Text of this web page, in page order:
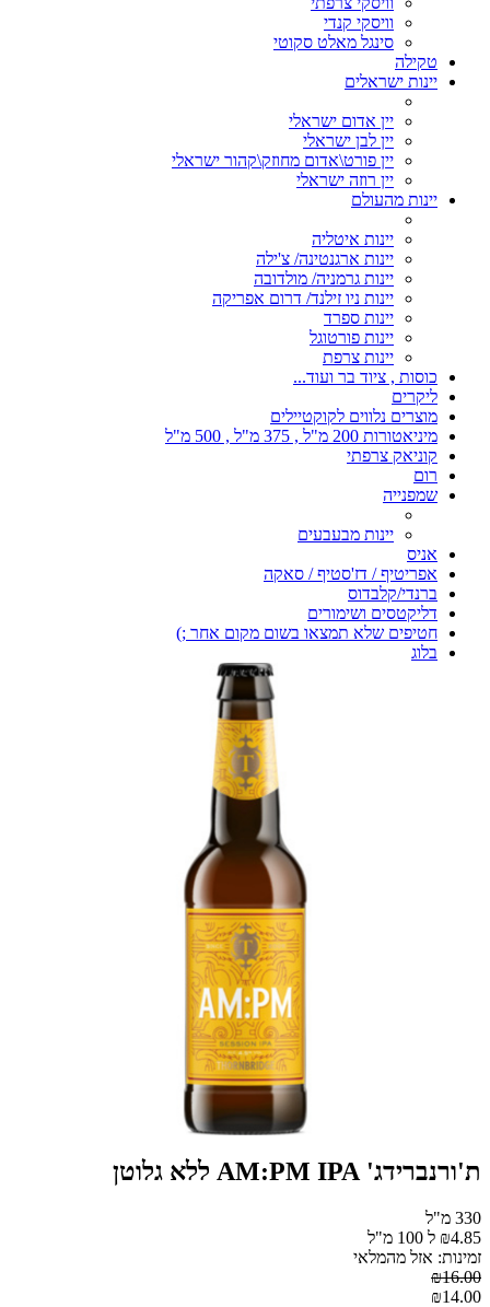
וויסקי קנדי
סינגל מאלט סקוטי
טקילה
יינות ישראלים
יין אדום ישראלי
יין לבן ישראלי
יין פורט\אדום מחוזק\קהור ישראלי
יין רוזה ישראלי
יינות מהעולם
יינות איטליה
יינות ארגנטינה/ צ'ילה
יינות גרמניה/ מולדובה
יינות ניו זילנד/ דרום אפריקה
יינות ספרד
יינות פורטוגל
יינות צרפת
כוסות , ציוד בר ועוד...
ליקרים
מוצרים נלווים לקוקטיילים
מיניאטורות 200 מ"ל , 375 מ"ל , 500 מ"ל
קוניאק צרפתי
רום
שמפנייה
יינות מבעבעים
אניס
אפריטיף / דז'סטיף / סאקה
ברנדי/קלבדוס
דליקטסים ושימורים
חטיפים שלא תמצאו בשום מקום אחר ;)
בלוג
ת'ורנברידג' AM:PM IPA ללא גלוטן
330 מ"ל
₪4.85 ל 100 מ"ל
זמינות: אזל מהמלאי
₪16.00
₪14.00